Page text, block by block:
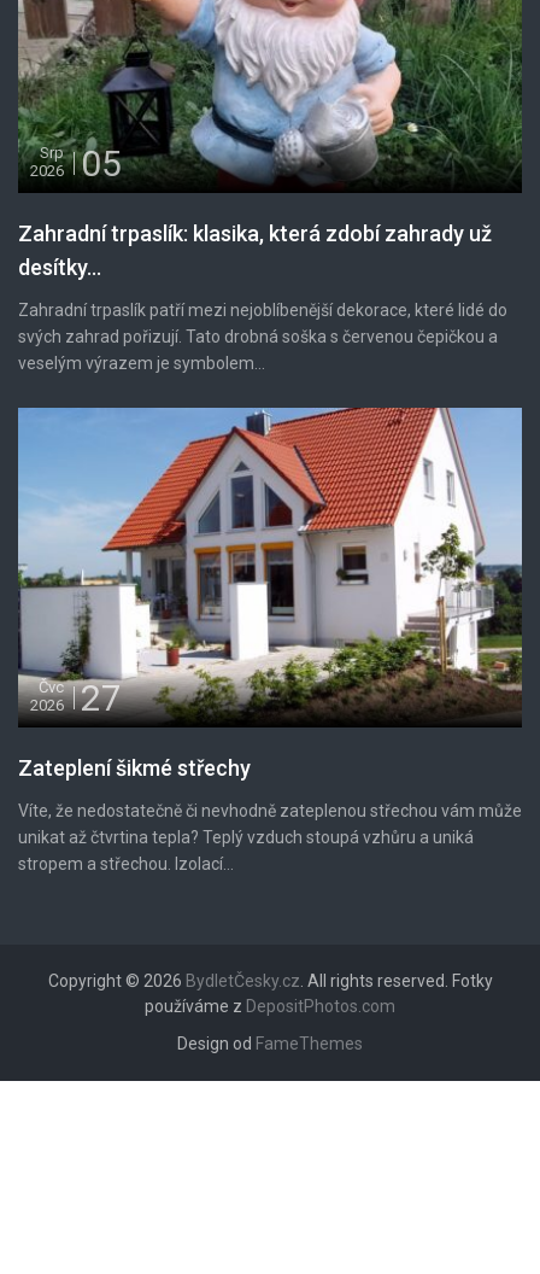
Srp
2026
05
Zahradní trpaslík: klasika, která zdobí zahrady už
desítky...
Zahradní trpaslík patří mezi nejoblíbenější dekorace, které lidé do
svých zahrad pořizují. Tato drobná soška s červenou čepičkou a
veselým výrazem je symbolem...
Čvc
2026
27
Zateplení šikmé střechy
Víte, že nedostatečně či nevhodně zateplenou střechou vám může
unikat až čtvrtina tepla? Teplý vzduch stoupá vzhůru a uniká
stropem a střechou. Izolací...
Copyright © 2026 BydletČesky.cz . All rights reserved. Fotky
používáme z DepositPhotos.com
Design od FameThemes